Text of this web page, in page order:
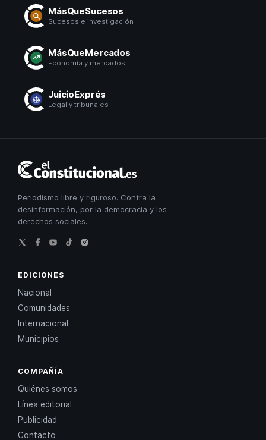
MásQueSucesos
Sucesos e investigación
MásQueMercados
Economía y mercados
JuicioExprés
Legal y tribunales
Constitucional
Periodismo libre y riguroso. Contra la
desinformación, por la democracia y los
derechos sociales.
EDICIONES
Nacional
Comunidades
Internacional
Municipios
COMPAÑÍA
Quiénes somos
Línea editorial
Publicidad
Contacto